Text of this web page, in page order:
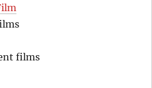
films